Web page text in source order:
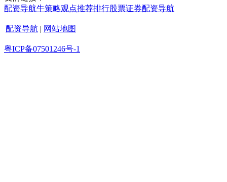
配资导航牛策略观点推荐排行股票证券配资导航
配资导航 | 网站地图
粤ICP备07501246号-1